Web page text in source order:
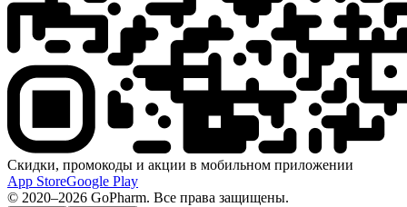
Скидки, промокоды и акции в мобильном приложении
App StoreGoogle Play
© 2020–2026 GoPharm. Все права защищены.